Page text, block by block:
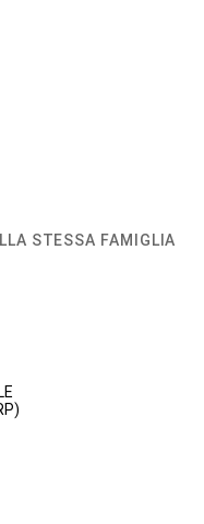
STESSA FAMIGLIA